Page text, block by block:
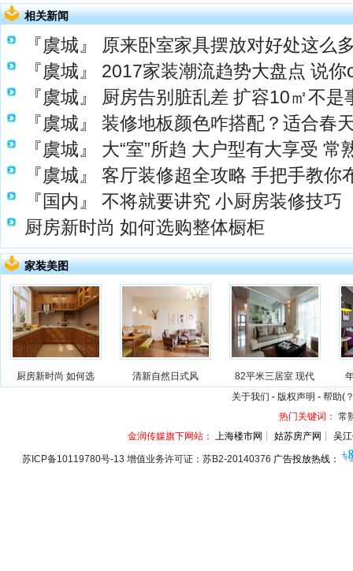
相关新闻
『虞城』
原来卧室家具摆放对好处这么
『虞城』
2017家装潮流趋势大盘点 说
『虞城』
厨房告别脏乱差 扩容10㎡不是
『虞城』
装修地板颜色咋搭配？适合春
『虞城』
大“室”所趋 大户型有大享受 常
『虞城』
客厅装修超全攻略 手把手教你
『国内』
不将就要讲究 小厨房装修技巧
厨房新时尚 如何选购整体橱柜
家装美图
厨房新时尚 如何选 清新自然日式风 82平米三居室 现代
关于我们 - 版权声明 - 帮助(
热门关键词： 常
金润传媒旗下网站： 上海楼市网┊ 姑苏房产网┊ 吴
苏ICP备10119780号-13 增值业务许可证：苏B2-20140376 广告投放热线：